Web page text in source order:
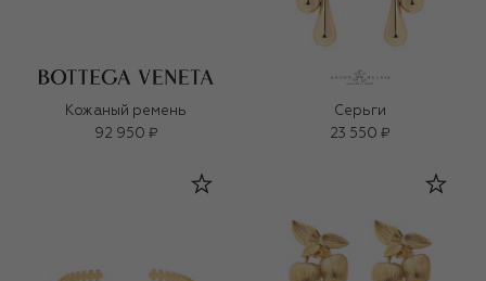
Кожаный ремень
92 950 ₽
Серьги
23 550 ₽